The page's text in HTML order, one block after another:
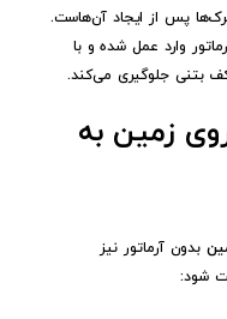
پس از ایجاد آن‌هاست.
وارد عمل شده و با
بتنی جلوگیری می‌کند.
زمین به
بدون آرماتور نیز
شود: